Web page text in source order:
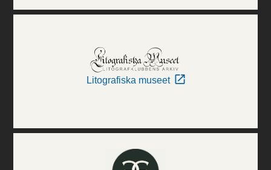
Litografiska museet